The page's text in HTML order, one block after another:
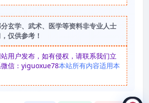
玄学、武术、医学等资料非专业人士
仅供参考！
用户发布，如有侵权，请联系我们立
信：yiguoxue78本站所有内容适用本